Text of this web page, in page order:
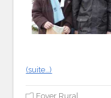
(suite…)
Foyer Rural